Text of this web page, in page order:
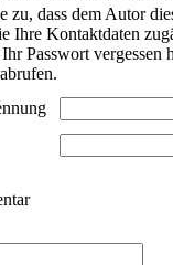
zu, dass dem Autor
Ihre Kontaktdaten
Passwort vergessen